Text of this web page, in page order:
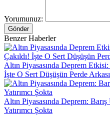
Yorumunuz:
Gönder
Benzer Haberler
Altın Piyasasında Deprem
İşte O Sert Düşüşün Perde Arkası
Altın Piyasasında Deprem:
Yatırımcı Şokta